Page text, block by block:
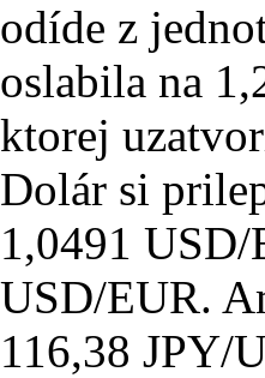
odíde z
oslabila na
ktorej
Dolár si
1,0491
USD/EUR.
116,38 JPY/